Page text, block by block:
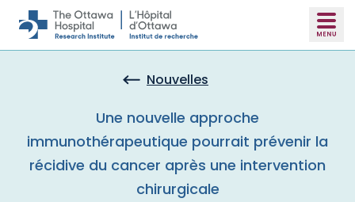
Skip to main content
Nouvelles
Une nouvelle approche
immunothérapeutique pourrait prévenir la
récidive du cancer après une intervention
chirurgicale